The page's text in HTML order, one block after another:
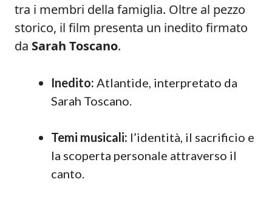
tra i membri della famiglia. Oltre al pezzo
storico, il film presenta un inedito firmato
da Sarah Toscano.
Inedito: Atlantide, interpretato da
Sarah Toscano.
Temi musicali: l’identità, il sacrificio e
la scoperta personale attraverso il
canto.